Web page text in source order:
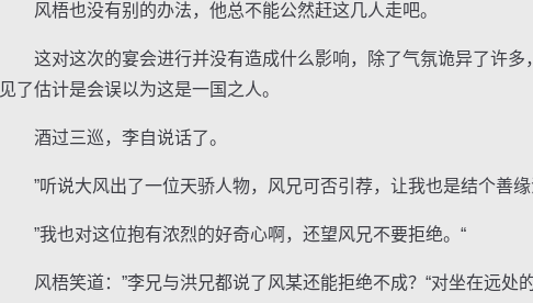
风梧也没有别的办法，他总不能公然赶这几人走吧。
这对这次的宴会进行并没有造成什么影响，除了气氛诡异了许多
见了估计是会误以为这是一国之人。
酒过三巡，李自说话了。
”听说大风出了一位天骄人物，风兄可否引荐，让我也是结个善缘
”我也对这位抱有浓烈的好奇心啊，还望风兄不要拒绝。“
风梧笑道：”李兄与洪兄都说了风某还能拒绝不成？“对坐在远处